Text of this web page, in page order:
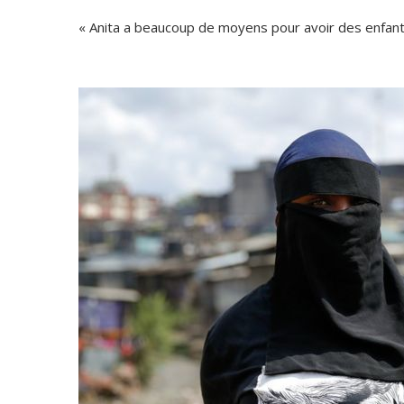
« Anita a beaucoup de moyens pour avoir des